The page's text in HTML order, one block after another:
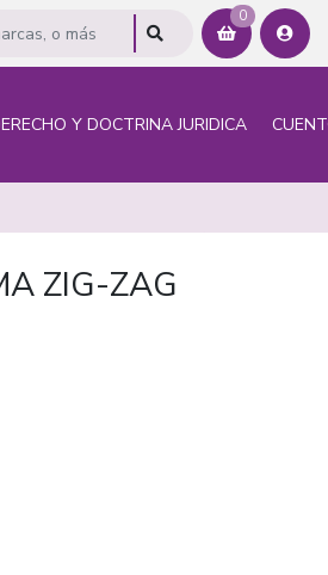
0
Y DOCTRINA JURIDICA
ZIG-ZAG